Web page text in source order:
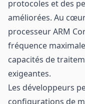
protocoles et des
améliorées. Au
processeur ARM
fréquence
capacités de
exigeantes.
Les développeurs
configurations de